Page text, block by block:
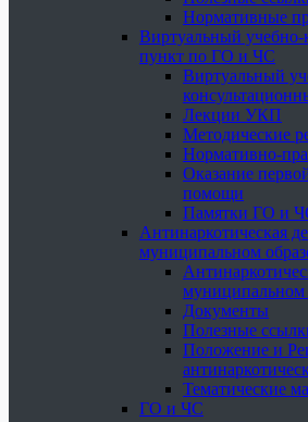
Нормативные
Виртуальный учебно-
пункт по ГО и ЧС
Виртуальный
Лекции УКП
Методические
Нормативно-
Оказание
помощи
Памятки ГО и
Антинаркотическая
муниципальном
муниципальном
Документы
Полезные
Положение и
Тематические
ГО и ЧС